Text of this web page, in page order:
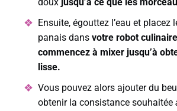
Ensuite, égouttez l’eau et placez
panais dans votre robot
commencez à mixer jusqu’à
lisse.
Vous pouvez alors ajouter du
obtenir la consistance souhaitée